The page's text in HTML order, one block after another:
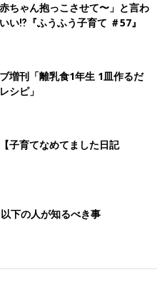
怒っていて、何だか疲れてし
ちゃん抱っこさせて〜」と言わ
い⁉︎『ふうふう子育て ＃57』
増刊「離乳食1年生 1皿作るだ
シピ」
子育てなめてました日記
下の人が知るべき事